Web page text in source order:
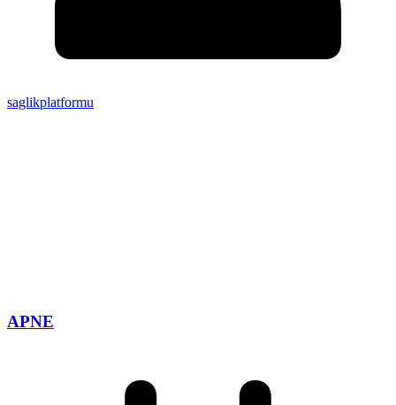
saglikplatformu
APNE